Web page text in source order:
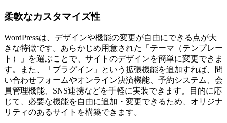
柔軟なカスタマイズ性
WordPressは、デザインや機能の変更が自由にできる点が大
きな特徴です。あらかじめ用意された「テーマ（テンプレー
ト）」を選ぶことで、サイトのデザインを簡単に変更できま
す。また、「プラグイン」という拡張機能を追加すれば、問
い合わせフォームやオンライン決済機能、予約システム、会
員管理機能、SNS連携などを手軽に実装できます。目的に応
じて、必要な機能を自由に追加・変更できるため、オリジナ
リティのあるサイトを構築できます。